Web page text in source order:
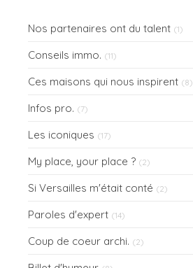
Nos partenaires ont du talent (1)
Conseils immo. (11)
Ces maisons qui nous inspirent (8)
Infos pro. (7)
Les iconiques (17)
My place, your place ? (2)
Si Versailles m'était conté (2)
Paroles d'expert (14)
Coup de coeur archi. (2)